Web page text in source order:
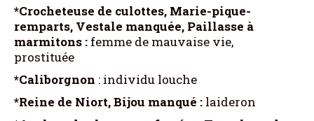
*Crocheteuse de culottes, Marie-pique-
remparts, Vestale manquée, Paillasse à
marmitons : femme de mauvaise vie,
prostituée
*Caliborgnon : individu louche
*Reine de Niort, Bijou manqué : laideron